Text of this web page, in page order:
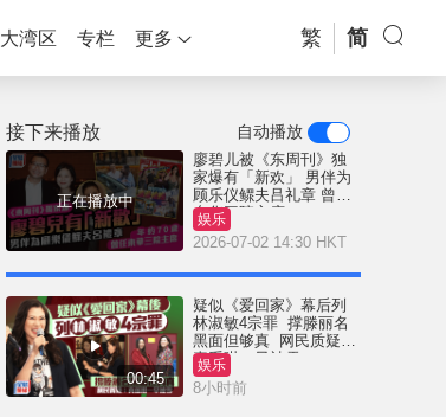
大湾区 专栏 更多 繁 简
接下来播放 自动播放
正在播放中
廖碧儿被《东周刊》独
家爆有「新欢」 男伴为
顾乐仪鳏夫吕礼章 曾任
东华三院主席
娱乐
2026-07-02 14:30 HKT
00:45
疑似《爱回家》幕后列
林淑敏4宗罪 撑滕丽名
黑面但够真 网民质疑：
真系咁一早被雪
娱乐
8小时前